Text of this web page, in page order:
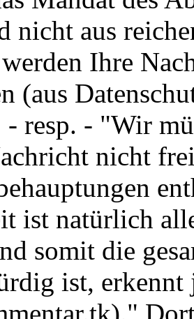
nicht aus
Ihre
(aus
- resp. - "Wir
nicht
ist natürlich
somit die
ist,